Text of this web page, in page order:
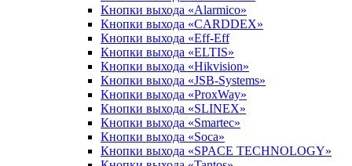
Кнопки выхода «Alarmico»
Кнопки выхода «CARDDEX»
Кнопки выхода «Eff-Eff
Кнопки выхода «ELTIS»
Кнопки выхода «Hikvision»
Кнопки выхода «JSB-Systems»
Кнопки выхода «ProxWay»
Кнопки выхода «SLINEX»
Кнопки выхода «Smartec»
Кнопки выхода «Soca»
Кнопки выхода «SPACE TECHNOLOGY»